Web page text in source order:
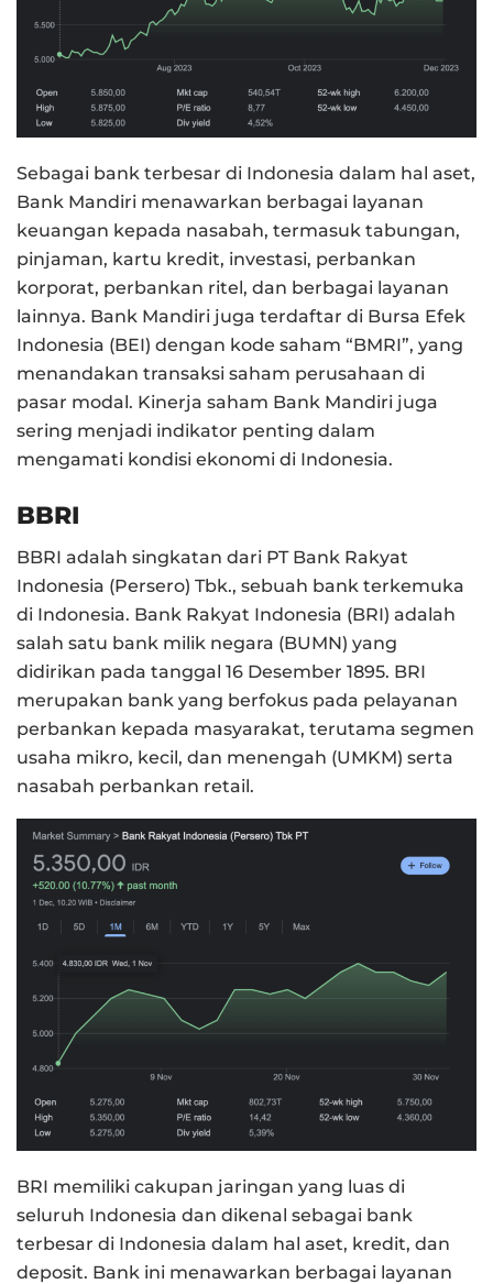
Sebagai bank terbesar di Indonesia dalam hal aset,
Bank Mandiri menawarkan berbagai layanan
keuangan kepada nasabah, termasuk tabungan,
pinjaman, kartu kredit, investasi, perbankan
korporat, perbankan ritel, dan berbagai layanan
lainnya. Bank Mandiri juga terdaftar di Bursa Efek
Indonesia (BEI) dengan kode saham “BMRI”, yang
menandakan transaksi saham perusahaan di
pasar modal. Kinerja saham Bank Mandiri juga
sering menjadi indikator penting dalam
mengamati kondisi ekonomi di Indonesia.
BBRI
BBRI adalah singkatan dari PT Bank Rakyat
Indonesia (Persero) Tbk., sebuah bank terkemuka
di Indonesia. Bank Rakyat Indonesia (BRI) adalah
salah satu bank milik negara (BUMN) yang
didirikan pada tanggal 16 Desember 1895. BRI
merupakan bank yang berfokus pada pelayanan
perbankan kepada masyarakat, terutama segmen
usaha mikro, kecil, dan menengah (UMKM) serta
nasabah perbankan retail.
BRI memiliki cakupan jaringan yang luas di
seluruh Indonesia dan dikenal sebagai bank
terbesar di Indonesia dalam hal aset, kredit, dan
deposit. Bank ini menawarkan berbagai layanan